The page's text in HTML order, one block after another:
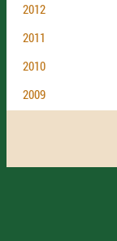
2012
2011
2010
2009